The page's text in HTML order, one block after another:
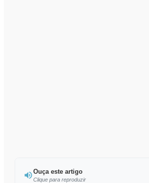
Ouça este artigo
Clique para reproduzir